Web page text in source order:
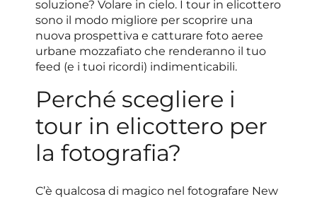
soluzione? Volare in cielo. I tour in elicottero
sono il modo migliore per scoprire una
nuova prospettiva e catturare foto aeree
urbane mozzafiato che renderanno il tuo
feed (e i tuoi ricordi) indimenticabili.
Perché scegliere i
tour in elicottero per
la fotografia?
C’è qualcosa di magico nel fotografare New